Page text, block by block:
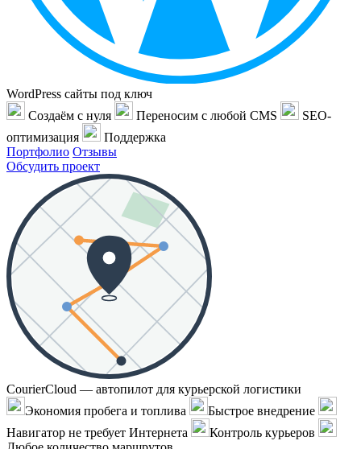
WordPress сайты под ключ
Создаём с нуля
Переносим с любой CMS
SEO-
оптимизация
Поддержка
Портфолио Отзывы
Обсудить проект
CourierCloud — автопилот для курьерской логистики
Экономия пробега и топлива
Быстрое внедрение
Навигатор не требует Интернета
Контроль курьеров